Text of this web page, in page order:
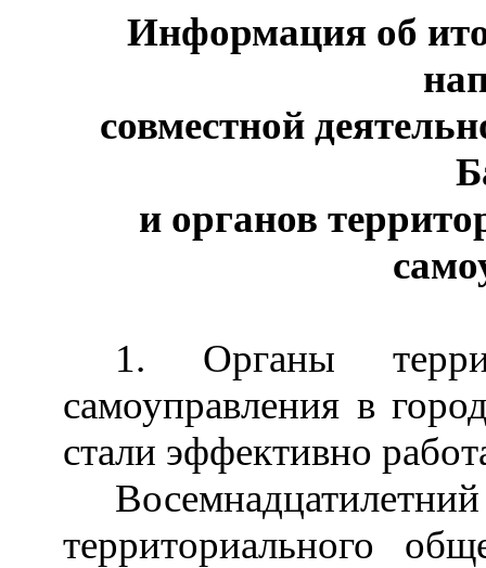
Информация об
совместной
и органов
1. Органы
самоуправления в
стали эффективно
территориального